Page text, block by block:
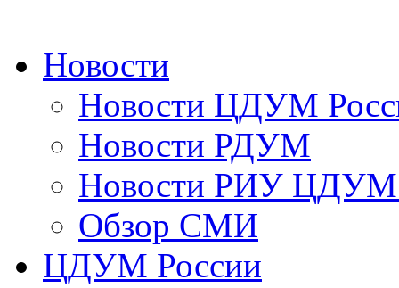
Новости
Новости ЦДУМ
Новости РДУМ
Новости РИУ ЦДУМ
Обзор СМИ
ЦДУМ России